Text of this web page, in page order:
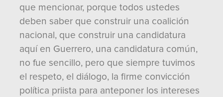
que mencionar, porque todos ustedes
deben saber que construir una coalición
nacional, que construir una candidatura
aquí en Guerrero, una candidatura común,
no fue sencillo, pero que siempre tuvimos
el respeto, el diálogo, la firme convicción
política priista para anteponer los intereses